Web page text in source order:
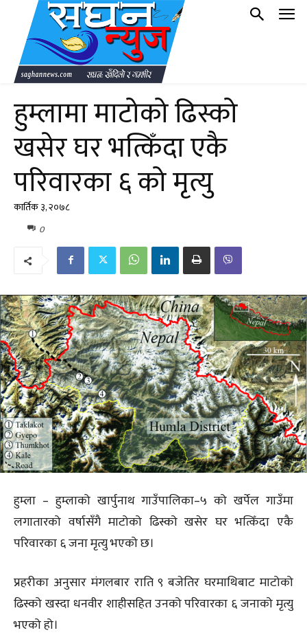
हुम्लामा माटोको ढिस्को
खसेर घर भत्किँदा एकै
परिवारका ६ को मृत्यु
कार्तिक ३, २०७८
0
हुम्ला – हुम्लाको खार्पुनाथ गाउँपालिका–५ को खर्पेल गाउँमा
लगातारको वर्षासँगै माटोको ढिस्को खसेर घर भत्किँदा एकै
परिवारका ६ जना मृत्यु भएको छ।
प्रहरीका अनुसार मंगलबार राति ९ बजेतिर घरमाथिबाट माटोको
ढिस्को खस्दा धनवीर शाहीसहित उनको परिवारका ६ जनाको मृत्यु
भएको हो।